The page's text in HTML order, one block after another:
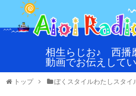
相生らじお♪ 西播
動画でお伝えして
トップ ぼくスタイルわたしスタイ